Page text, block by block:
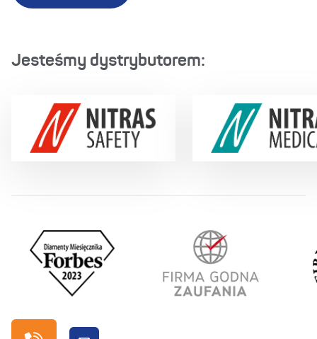
Jesteśmy dystrybutorem: